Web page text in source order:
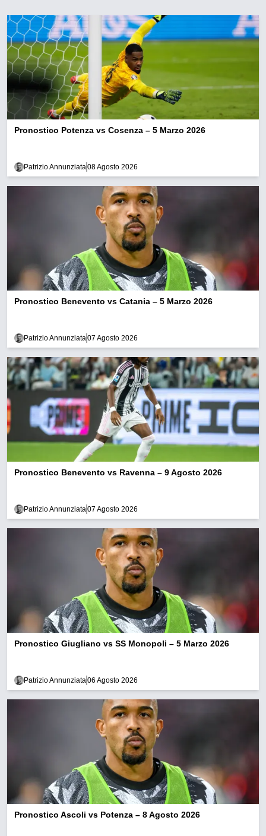
Pronostico Potenza vs Cosenza – 5 Marzo 2026
Patrizio Annunziata08 Agosto 2026
Pronostico Benevento vs Catania – 5 Marzo 2026
Patrizio Annunziata07 Agosto 2026
Pronostico Benevento vs Ravenna – 9 Agosto 2026
Patrizio Annunziata07 Agosto 2026
Pronostico Giugliano vs SS Monopoli – 5 Marzo 2026
Patrizio Annunziata06 Agosto 2026
Pronostico Ascoli vs Potenza – 8 Agosto 2026